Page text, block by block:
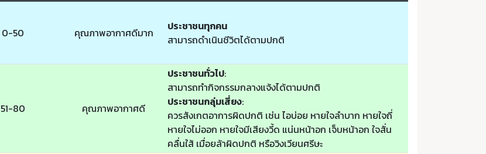
0-50 คุณภาพอากาศดีมาก
ประชาชนทุกคน
สามารถดำเนินชีวิตได้ตามปกติ
51-80 คุณภาพอากาศดี
ประชาชนทั่วไป:
สามารถทำกิจกรรมกลางแจ้งได้ตามปกติ
ประชาชนกลุ่มเสี่ยง:
ควรสังเกตอาการผิดปกติ เช่น ไอบ่อย หายใจลำบาก หายใจถี่
หายใจไม่ออก หายใจมีเสียงวี้ด แน่นหน้าอก เจ็บหน้าอก ใจสั่น
คลื่นใส้ เมื่อยล้าผิดปกติ หรือวิงเวียนศรีษะ